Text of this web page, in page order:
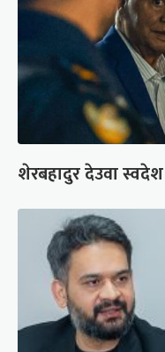
शेरबहादुर देउवा